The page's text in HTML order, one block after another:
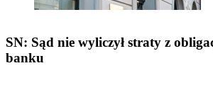
SN: Sąd nie wyliczył straty z
banku